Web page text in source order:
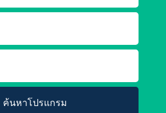
ค้นหาโปรแกรม